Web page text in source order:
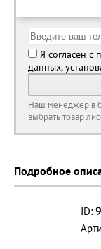
Я согласен с
данных,
Наш менеджер в
выбрать товар
Подробное
ID: